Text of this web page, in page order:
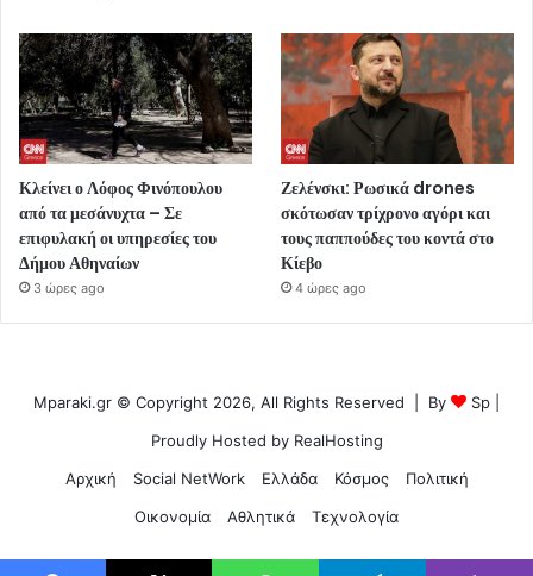
Κλείνει ο Λόφος Φινόπουλου
από τα μεσάνυχτα – Σε
επιφυλακή οι υπηρεσίες του
Δήμου Αθηναίων
3 ώρες ago
Ζελένσκι: Ρωσικά drones
σκότωσαν τρίχρονο αγόρι και
τους παππούδες του κοντά στο
Κίεβο
4 ώρες ago
Mparaki.gr © Copyright 2026, All Rights Reserved | By Sp
Proudly Hosted by RealHosting
Αρχική
Social NetWork Ελλάδα Κόσμος
Πολιτική
Οικονομία
Αθλητικά Τεχνολογία